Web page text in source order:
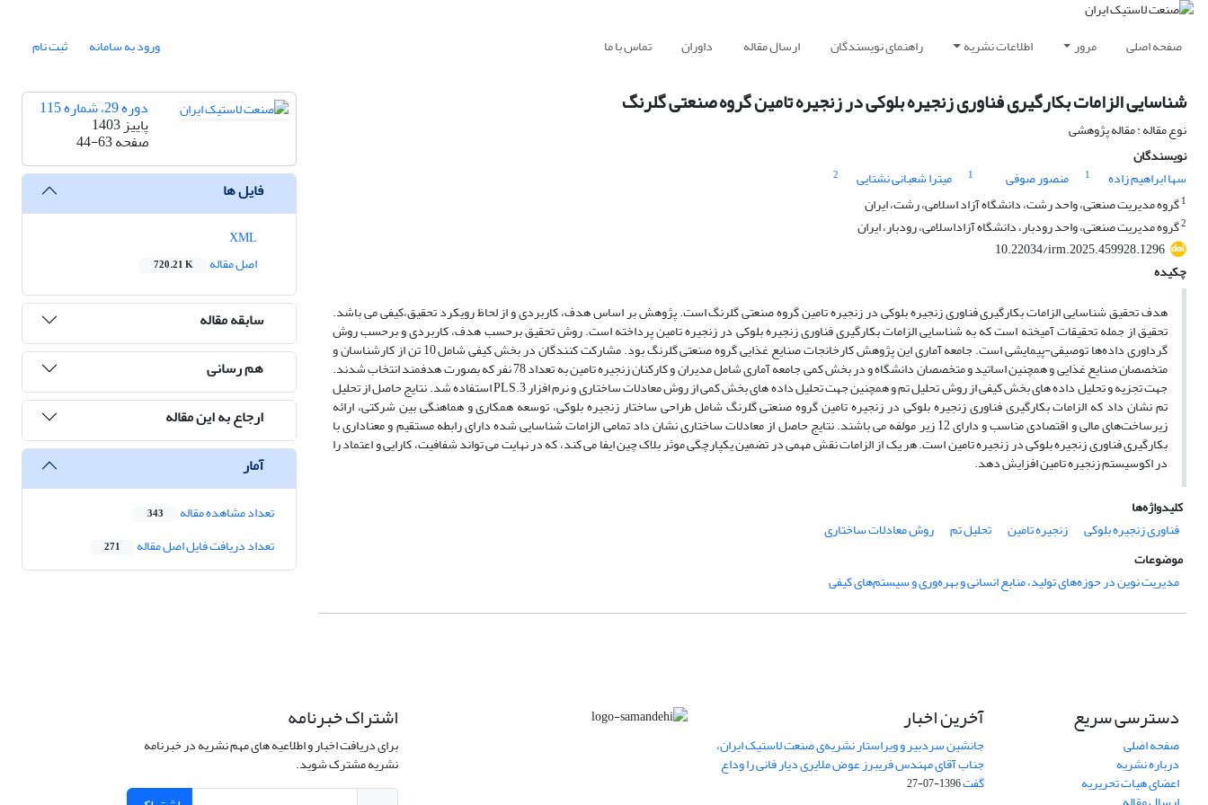
صفحه اصلی مرور اطلاعات نشریه راهنمای نویسندگان ارسال مقاله داوران تماس با ما ورود به سامانه ثبت نام
شناسایی الزامات بکارگیری فناوری زنجیره بلوکی در زنجیره تامین گروه صنعتی گلرنگ
نوع مقاله : مقاله پژوهشی
نویسندگان
سها ابراهیم زاده
1 منصور صوفی 1 میترا شعبانی نشتایی
2
1گروه مدیریت صنعتی، واحد رشت، دانشگاه آزاد اسلامی، رشت، ایران
2گروه مدیریت صنعتی، واحد رودبار، دانشگاه آزاداسلامی، رودبار، ایران
10.22034/irm.2025.459928.1296
چکیده
هدف تحقیق شناسایی الزامات بکارگیری فناوری زنجیره بلوکی در زنجیره تامین گروه صنعتی گلرنگ است. پژوهش بر اساس هدف، کاربردی و از لحاظ رویکرد تحقیق،کیفی می باشد.
تحقیق از جمله تحقیقات آمیخته است که به شناسایی الزامات بکارگیری فناوری زنجیره بلوکی در زنجیره تامین پرداخته است. روش تحقیق برحسب هدف، کاربردی و برحسب روش
گرداوری داده‌ها توصیفی-پیمایشی است. جامعه آماری این پژوهش کارخانجات صنایع غذایی گروه صنعتی گلرنگ بود. مشارکت کنندگان در بخش کیفی شامل 10 تن از کارشناسان و
متخصصان صنایع غذایی و همچنین اساتید و متخصصان دانشگاه و در بخش کمی جامعه آماری شامل مدیران و کارکنان زنجیره تامین به تعداد 78 نفر که بصورت هدفمند انتخاب شدند.
جهت تجزیه و تحلیل داده های بخش کیفی از روش تحلیل تم و همچنین جهت تحلیل داده های بخش کمی از روش معادلات ساختاری و نرم افزار PLS.3 استفاده شد. نتایج حاصل از تحلیل
تم نشان داد که الزامات بکارگیری فناوری زنجیره بلوکی در زنجیره تامین گروه صنعتی گلرنگ شامل طراحی ساختار زنجیره بلوکی، توسعه همکاری و هماهنگی بین شرکتی، ارائه
زیرساخت‌های مالی و اقتصادی مناسب و دارای 12 زیر مولفه می باشند. نتایج حاصل از معادلات ساختاری نشان داد تمامی الزامات شناسایی شده دارای رابطه مستقیم و معناداری با
بکارگیری فناوری زنجیره بلوکی در زنجیره تامین است. هر یک از الزامات نقش مهمی در تضمین یکپارچگی موثر بلاک چین ایفا می کند، که در نهایت می تواند شفافیت، کارایی و اعتماد را
در اکوسیستم زنجیره تامین افزایش دهد.
کلیدواژه‌ها
فناوری زنجیره بلوکی
زنجیره تامین تحلیل تم
روش معادلات ساختاری
موضوعات
مدیریت نوین در حوزه‌های تولید، منابع انسانی و بهره‌وری و سیستم‌های کیفی
دوره 29، شماره 115
پاییز 1403
صفحه44-63
فایل ها
اصل مقاله
720.21 K
سابقه مقاله
هم رسانی
ارجاع به این مقاله
آمار
تعداد مشاهده مقاله 343
تعداد دریافت فایل اصل مقاله 271
دسترسی سریع
صفحه اصلی
درباره نشریه
اعضای هیات تحریریه
آخرین اخبار
جانشین سردبیر و ویراستار نشریه‌ی صنعت لاستیک ایران،
جناب آقای مهندس فریبرز عوض ملایری دیار فانی را وداع
گفت1396-07-27
اشتراک خبرنامه
برای دریافت اخبار و اطلاعیه های مهم نشریه در خبرنامه
نشریه مشترک شوید.